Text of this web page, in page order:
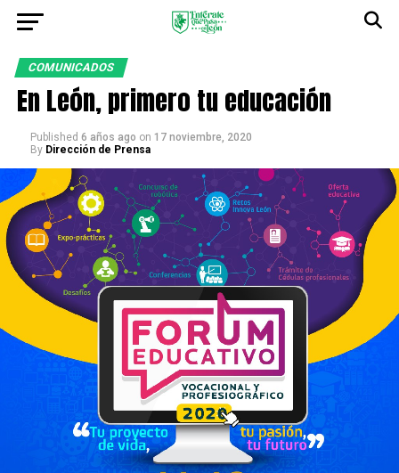
COMUNICADOS
En León, primero tu educación
Published 6 años ago on 17 noviembre, 2020
By Dirección de Prensa